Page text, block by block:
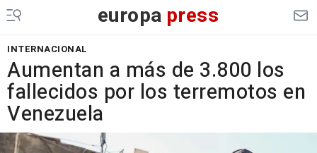
europa press
INTERNACIONAL
Aumentan a más de 3.800 los
fallecidos por los terremotos en
Venezuela